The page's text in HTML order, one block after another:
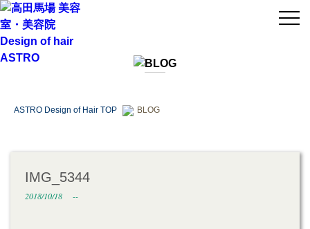
ASTRO Design of Hair TOP BLOG
IMG_5344
2018/10/18 --